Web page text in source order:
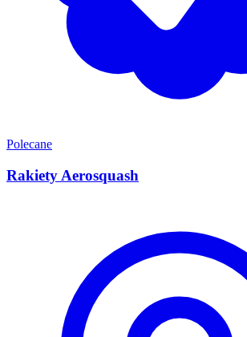
Polecane
Rakiety Aerosquash